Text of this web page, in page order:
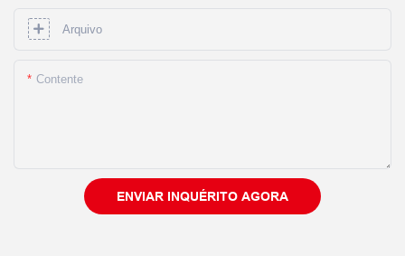
Arquivo
Contente
ENVIAR INQUÉRITO AGORA